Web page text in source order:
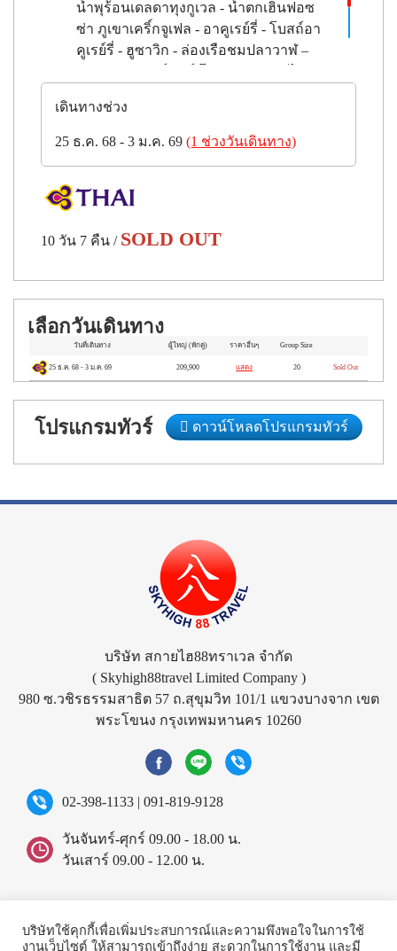
แห่งชาติซิงเควลลิร์ - น้ำพุร้อนเกย์ซีร์ -
เซลฟอสส์ ขับสโนว์โมบิลธารน้ำแข็งแลง
โจกุล – เรคยาวิค - โบสถ์ฮัลลกรีมสคิร์ค
น้ำพุร้อนเดลดาทุงกูเวล - น้ำตกเฮินฟอซ
ซ่า ภูเขาเคริ์กจูเฟล - อาคูเรย์รี่ - โบสถ์อา
คูเรย์รี่ - ฮูซาวิก - ล่องเรือชมปลาวาฬ –
หาดทรายดำ - พิพิธภัณฑ์สโกการ์ – น้ำตก
สโกการ์ฟอสส์ - Golden Circle - อุทยาน
โจกุล – เรคยาวิค - โบสถ์ฮัลลกรีมสคิร์ค
เดินทางช่วง
25 ธ.ค. 68 - 3 ม.ค. 69 (1 ช่วงวันเดินทาง)
10 วัน 7 คืน / SOLD OUT
เลือกวันเดินทาง
วันที่เดินทาง ผู้ใหญ่ (พักคู่) ราคาอื่นๆ Group Size
25 ธ.ค. 68- 3 ม.ค. 69 209,900 แสดง 20 Sold Out
โปรแกรมทัวร์ ดาวน์โหลดโปรแกรมทัวร์
บริษัท สกายไฮ88ทราเวล จำกัด
( Skyhigh88travel Limited Company )
980 ซ.วชิรธรรมสาธิต 57 ถ.สุขุมวิท 101/1 แขวงบางจาก เขต
พระโขนง กรุงเทพมหานคร 10260
02-398-1133 | 091-819-9128
วันจันทร์-ศุกร์ 09.00 - 18.00 น.
วันเสาร์ 09.00 - 12.00 น.
©2026 Skyhigh88travel. All rights reserved.
บริษัทใช้คุกกี้เพื่อเพิ่มประสบการณ์และความพึงพอใจในการใช้
งานเว็บไซต์ ให้สามารถเข้าถึงง่าย สะดวกในการใช้งาน และมี